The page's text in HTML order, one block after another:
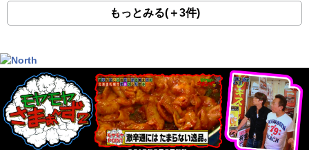
もっとみる(＋3件)